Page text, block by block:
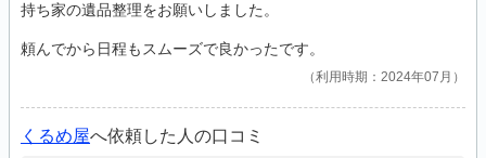
持ち家の遺品整理をお願いしました。
頼んでから日程もスムーズで良かったです。
利用時期：2024年07月
くるめ屋へ依頼した人の口コミ